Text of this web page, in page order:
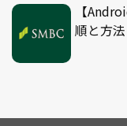
【
順と方法